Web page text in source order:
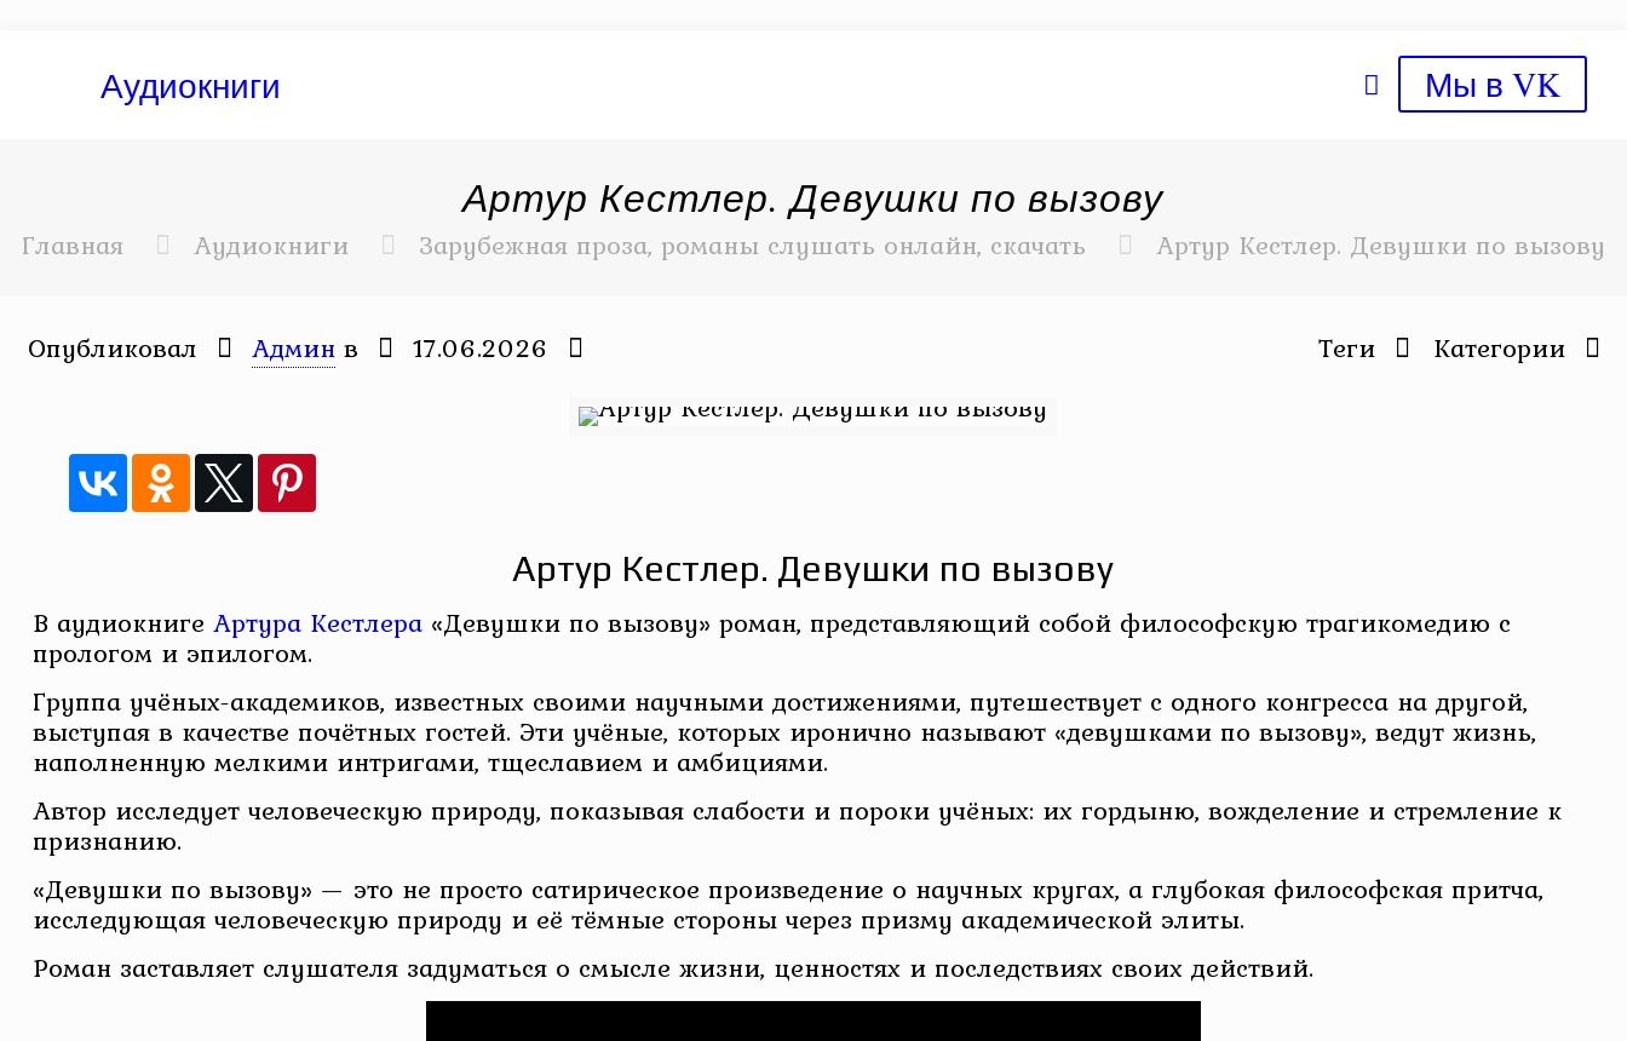
Аудиокниги Мы в VK
Артур Кестлер. Девушки по вызову
Главная Аудиокниги Зарубежная проза, романы слушать онлайн, скачать Артур Кестлер. Девушки по вызову
Опубликовал Админ в 17.06.2026 Категории
Теги
Артур Кестлер. Девушки по вызову
В аудиокниге Артура Кестлера«Девушки по вызову» роман, представляющий собой философскую трагикомедию с
прологом и эпилогом.
Группа учёных-академиков, известных своими научными достижениями, путешествует с одного конгресса на другой,
выступая в качестве почётных гостей. Эти учёные, которых иронично называют «девушками по вызову», ведут жизнь,
наполненную мелкими интригами, тщеславием и амбициями.
Автор исследует человеческую природу, показывая слабости и пороки учёных: их гордыню, вожделение и стремление к
признанию.
«Девушки по вызову» — это не просто сатирическое произведение о научных кругах, а глубокая философская притча,
исследующая человеческую природу и её тёмные стороны через призму академической элиты.
Роман заставляет слушателя задуматься о смысле жизни, ценностях и последствиях своих действий.